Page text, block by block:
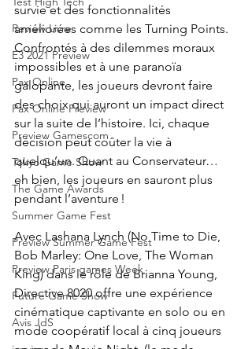
Review Livre
E3 2021 Preview
Pax Online
Pax Online Preview
Preview Gamescom
Tokyo Game Show
The Game Awards
Summer Game Fest
Preview Summer Game Fest
Preview Paris games Week
Future Game Show
Avis JdS
survie et des fonctionnalités
améliorées comme les Turning Points.
Confrontés à des dilemmes moraux
impossibles et à une paranoïa
galopante, les joueurs devront faire
des choix qui auront un impact direct
sur la suite de l’histoire. Ici, chaque
décision peut coûter la vie à
quelqu’un. Quant au Conservateur…
eh bien, les joueurs en sauront plus
pendant l’aventure !
Avec Lashana Lynch (No Time to Die,
Bob Marley: One Love, The Woman
King) dans le rôle de Brianna Young,
Directive 8020 offre une expérience
cinématique captivante en solo ou en
mode coopératif local à cinq joueurs